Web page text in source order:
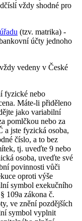
vždy shodné pro
(tzv. matrika) -
účty jednoho
vedeny v České
fyzické nebo
Máte-li přiděleno
jako variabilní
pomlčkou nebo za
a jste fyzická osoba,
číslo, a to bez
tj. uveďte 9 nebo
osoba, uveďte své
povinnosti vůči
oproti výše
symbol exekučního
109a zákona č.
ve znění pozdějších
symbol vyplnit